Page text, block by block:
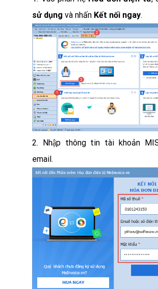
sử dụng và nhấn Kết nối ngay.
2. Nhập thông tin tài khoản
email.